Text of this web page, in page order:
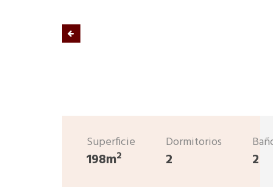
Superficie
198m2
Dormitorios
2 2